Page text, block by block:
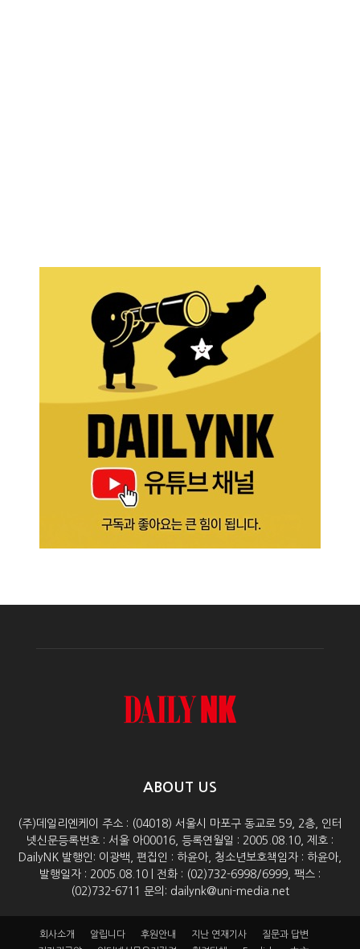
ABOUT US
(주)데일리엔케이 주소 : (04018) 서울시 마포구 동교로 59, 2층, 인터
넷신문등록번호 : 서울 아00016, 등록연월일 : 2005.08.10, 제호 :
DailyNK 발행인: 이광백, 편집인 : 하윤아, 청소년보호책임자 : 하윤아,
발행일자 : 2005.08.10 | 전화 : (02)732-6998/6999, 팩스 :
(02)732-6711 문의: dailynk@uni-media.net
회사소개 알립니다 후원안내 지난 연재기사
질문과 답변